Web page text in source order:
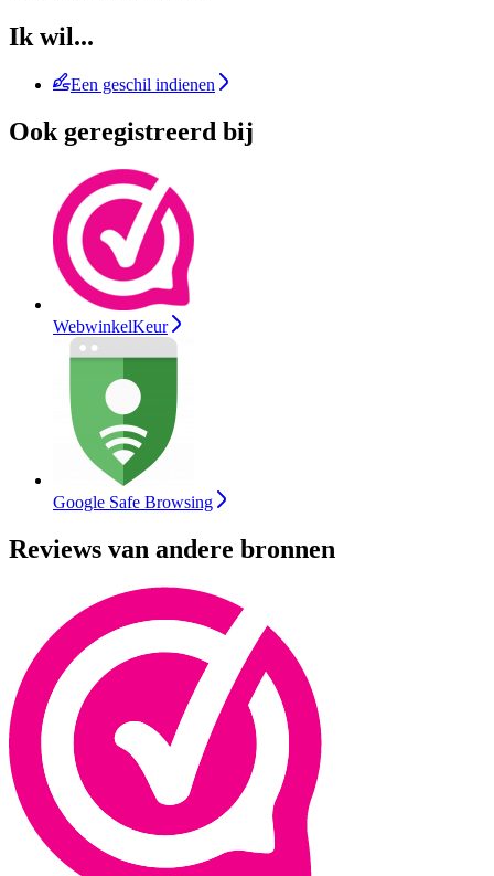
Ik wil...
Een geschil indienen
Ook geregistreerd bij
WebwinkelKeur
Google Safe Browsing
Reviews van andere bronnen